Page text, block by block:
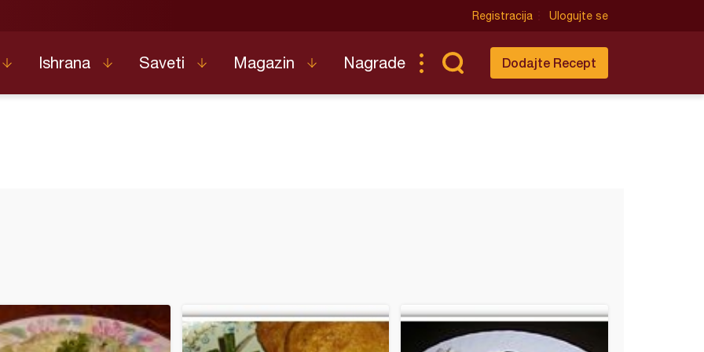
Registracija Ulogujte se
Ishrana Saveti Magazin Nagrade Dodajte Recept